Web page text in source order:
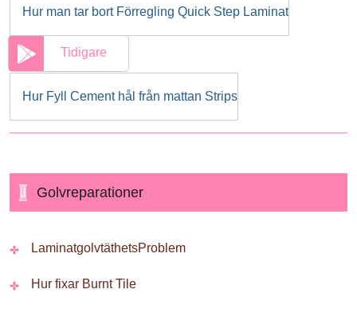
Hur man tar bort Förregling Quick Step Laminat
Tidigare
Hur Fyll Cement hål från mattan Strips
Golvreparationer
LaminatgolvtäthetsProblem
Hur fixar Burnt Tile